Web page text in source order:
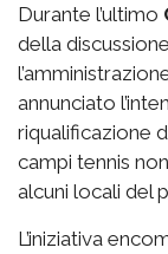
Durante l’ultimo
della
annunciato
riqualificazione
campi tennis
alcuni locali del
L’iniziativa